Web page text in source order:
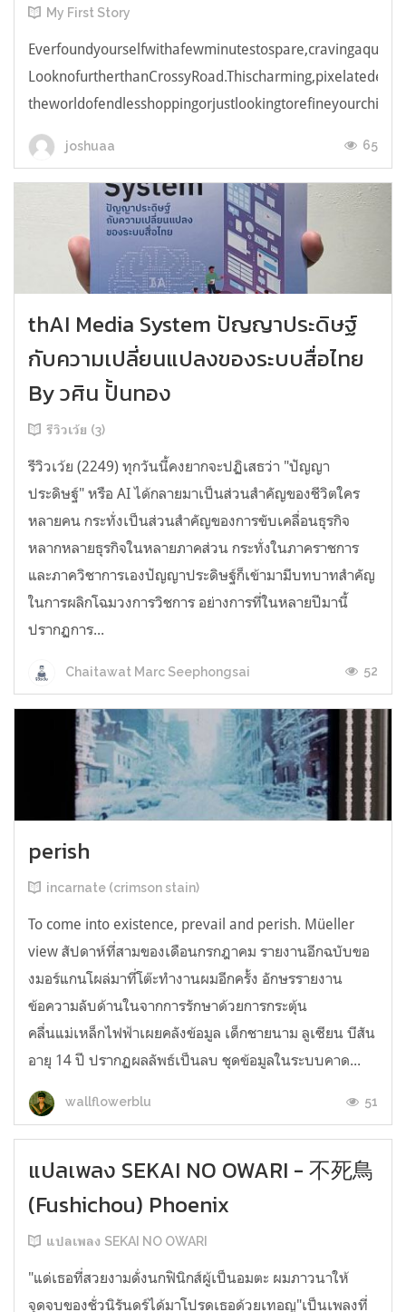
My First Story
joshuaa 65
thAI Media System ปัญญาประดิษฐ์
กับความเปลี่ยนแปลงของระบบสื่อไทย
By วศิน ปั้นทอง
รีวิวเว้ย (3)
รีวิวเว้ย (2249) ทุกวันนี้คงยากจะปฏิเสธว่า "ปัญญา
ประดิษฐ์" หรือ AI ได้กลายมาเป็นส่วนสำคัญของชีวิตใคร
หลายคน กระทั่งเป็นส่วนสำคัญของการขับเคลื่อนธุรกิจ
หลากหลายธุรกิจในหลายภาคส่วน กระทั่งในภาคราชการ
และภาควิชาการเองปัญญาประดิษฐ์ก็เข้ามามีบทบาทสำคัญ
ในการผลิกโฉมวงการวิชการ อย่างการที่ในหลายปีมานี้
ปรากฏการ...
Chaitawat Marc Seephongsai 52
perish
incarnate (crimson stain)
To come into existence, prevail and perish. Müeller
view สัปดาห์ที่สามของเดือนกรกฎาคม รายงานอีกฉบับขอ
งมอร์แกนโผล่มาที่โต๊ะทำงานผมอีกครั้ง อักษรรายงาน
ข้อความลับด้านในจากการรักษาด้วยการกระตุ้น
คลื่นแม่เหล็กไฟฟ้าเผยคลังข้อมูล เด็กชายนาม ลูเซียน บีสัน
อายุ 14 ปี ปรากฏผลลัพธ์เป็นลบ ชุดข้อมูลในระบบคาด...
wallflowerblu 51
แปลเพลง SEKAI NO OWARI - 不死鳥
(Fushichou) Phoenix
แปลเพลง SEKAI NO OWARI
"แด่เธอที่สวยงามดั่งนกฟินิกส์ผู้เป็นอมตะ ผมภาวนาให้
จุดจบของชั่วนิรันดร์ได้มาโปรดเธอด้วยเทอญ"เป็นเพลงที่